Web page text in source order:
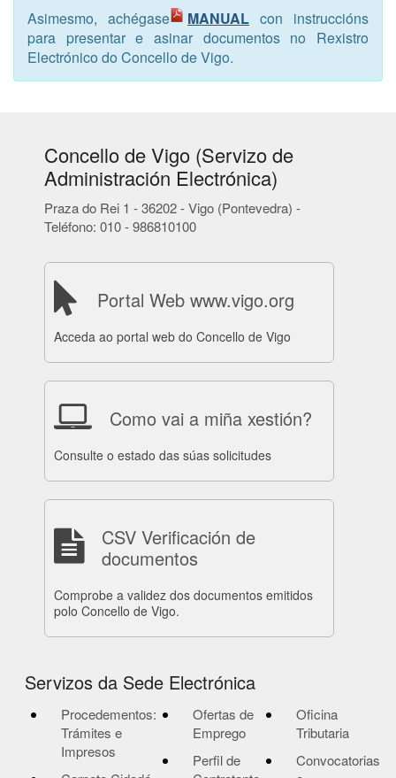
Asimesmo, achégase
MANUAL con instruccións
para presentar e asinar documentos no Rexistro
Electrónico do Concello de Vigo.
Concello de Vigo (Servizo de
Administración Electrónica)
Praza do Rei 1 - 36202 - Vigo (Pontevedra) -
Teléfono: 010 - 986810100
Portal Web www.vigo.org
Acceda ao portal web do Concello de Vigo
Como vai a miña xestión?
Consulte o estado das súas solicitudes
CSV Verificación de
documentos
Comprobe a validez dos documentos emitidos
polo Concello de Vigo.
Servizos da Sede Electrónica
Procedementos:
Trámites e
Impresos
Ofertas de
Emprego
Perfil de
Oficina
Tributaria
Convocatorias